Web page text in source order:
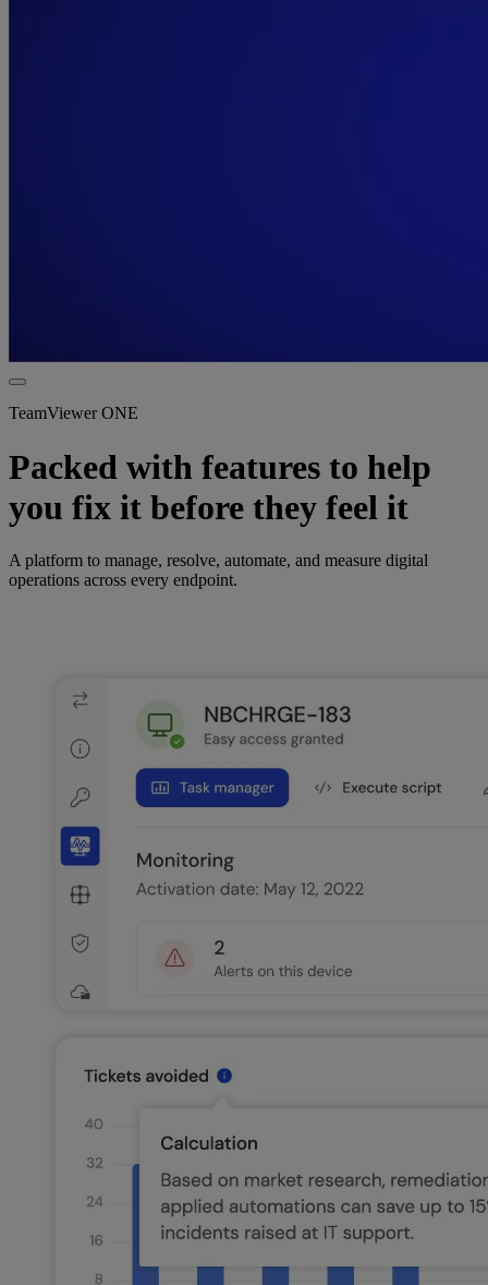
TeamViewer ONE
Packed with features to help
you fix it before they feel it
A platform to manage, resolve, automate, and measure digital
operations across every endpoint.